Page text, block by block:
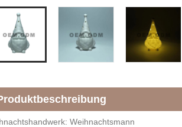
Weihnachtsmann